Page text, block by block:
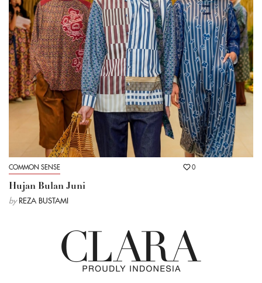
COMMON SENSE 0
Hujan Bulan Juni
by REZA BUSTAMI